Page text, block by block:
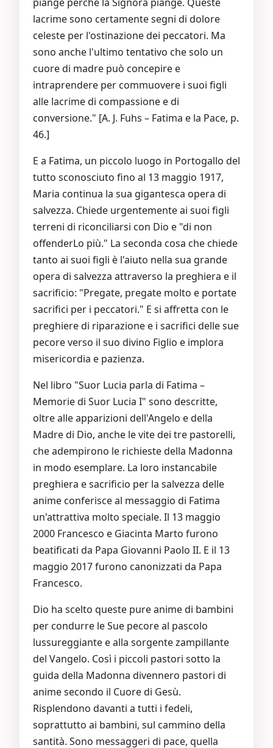
lacrime sono certamente segni di dolore
celeste per l'ostinazione dei peccatori. Ma
sono anche l'ultimo tentativo che solo un
cuore di madre può concepire e
intraprendere per commuovere i suoi figli
alle lacrime di compassione e di
conversione." [A. J. Fuhs – Fatima e la Pace, p.
46.]
E a Fatima, un piccolo luogo in Portogallo del
tutto sconosciuto fino al 13 maggio 1917,
Maria continua la sua gigantesca opera di
salvezza. Chiede urgentemente ai suoi figli
terreni di riconciliarsi con Dio e "di non
offenderLo più." La seconda cosa che chiede
tanto ai suoi figli è l'aiuto nella sua grande
opera di salvezza attraverso la preghiera e il
sacrificio: "Pregate, pregate molto e portate
sacrifici per i peccatori." E si affretta con le
preghiere di riparazione e i sacrifici delle sue
pecore verso il suo divino Figlio e implora
misericordia e pazienza.
Nel libro "Suor Lucia parla di Fatima –
Memorie di Suor Lucia I" sono descritte,
oltre alle apparizioni dell'Angelo e della
Madre di Dio, anche le vite dei tre pastorelli,
che adempirono le richieste della Madonna
in modo esemplare. La loro instancabile
preghiera e sacrificio per la salvezza delle
anime conferisce al messaggio di Fatima
un'attrattiva molto speciale. Il 13 maggio
2000 Francesco e Giacinta Marto furono
beatificati da Papa Giovanni Paolo II. E il 13
maggio 2017 furono canonizzati da Papa
Francesco.
Dio ha scelto queste pure anime di bambini
per condurre le Sue pecore al pascolo
lussureggiante e alla sorgente zampillante
del Vangelo. Così i piccoli pastori sotto la
guida della Madonna divennero pastori di
anime secondo il Cuore di Gesù.
Risplendono davanti a tutti i fedeli,
soprattutto ai bambini, sul cammino della
santità. Sono messaggeri di pace, quella